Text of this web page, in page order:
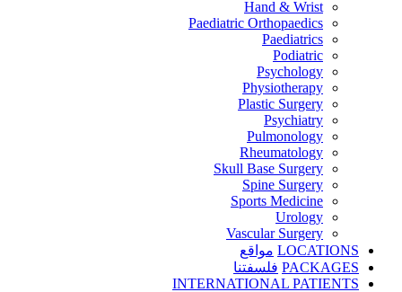
Hand & Wrist
Paediatric Orthopaedics
Paediatrics
Podiatric
Psychology
Physiotherapy
Plastic Surgery
Psychiatry
Pulmonology
Rheumatology
Skull Base Surgery
Spine Surgery
Sports Medicine
Urology
Vascular Surgery
LOCATIONS مواقع
PACKAGES فلسفتنا
INTERNATIONAL PATIENTS